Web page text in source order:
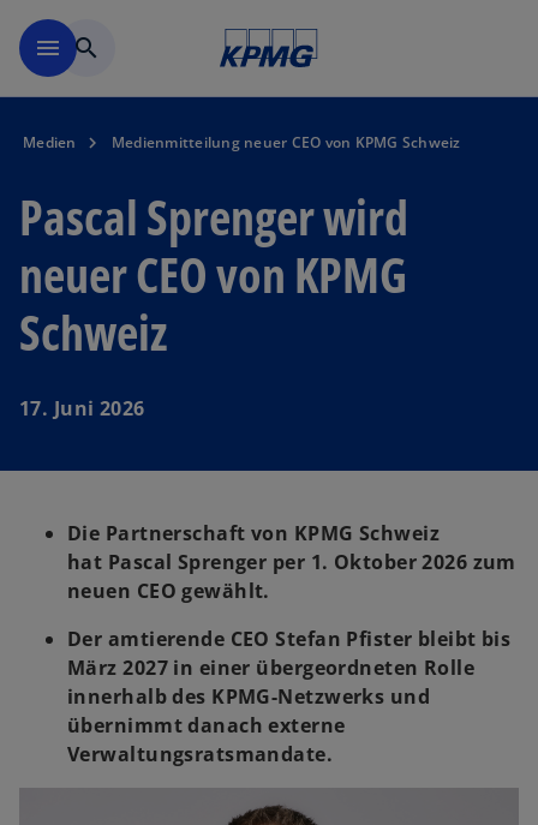
menu search
Medien Medienmitteilung neuer CEO von KPMG Schweiz
Pascal Sprenger wird
neuer CEO von KPMG
Schweiz
17. Juni 2026
Die Partnerschaft von KPMG Schweiz
hat Pascal Sprenger per 1. Oktober 2026 zum
neuen CEO gewählt.
Der amtierende CEO Stefan Pfister bleibt bis
März 2027 in einer übergeordneten Rolle
innerhalb des KPMG-Netzwerks und
übernimmt danach externe
Verwaltungsratsmandate.